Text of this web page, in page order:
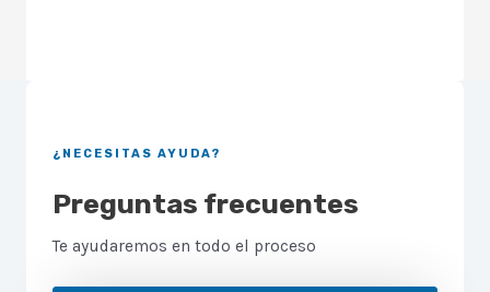
¿NECESITAS AYUDA?
Preguntas frecuentes
Te ayudaremos en todo el proceso